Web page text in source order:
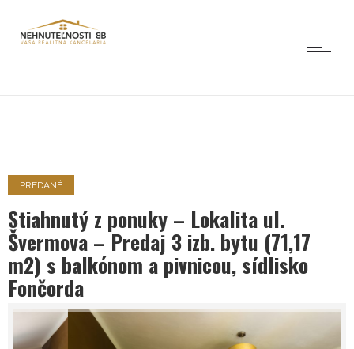
PREDANÉ
Stiahnutý z ponuky – Lokalita ul.
Švermova – Predaj 3 izb. bytu (71,17
m2) s balkónom a pivnicou, sídlisko
Fončorda